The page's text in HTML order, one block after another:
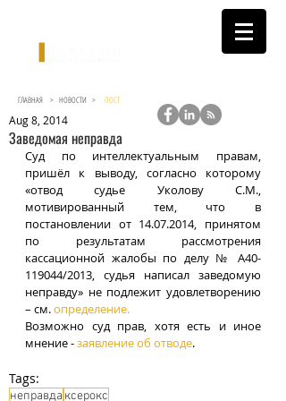
Заведомая неправда
Aug 8, 2014
Суд по интеллектуальным правам,
пришёл к выводу, согласно которому
«отвод судье Уколову С.М.,
мотивированный тем, что в
постановлении от 14.07.2014, принятом
по результатам рассмотрения
кассационной жалобы по делу № А40-
119044/2013, судья написал заведомую
неправду» не подлежит удовлетворению
– см. определение.
Возможно суд прав, хотя есть и иное
мнение - заявление об отводе.
Tags:
неправда ксерокс
ГЛАВНАЯ > НОВОСТИ > ПОСТ